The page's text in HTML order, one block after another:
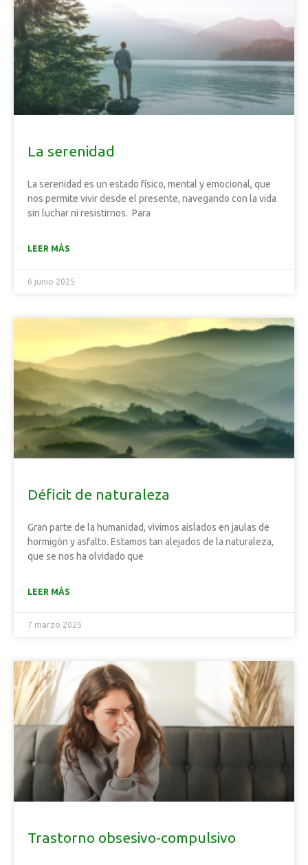
La serenidad
La serenidad es un estado físico, mental y emocional, que
nos permite vivir desde el presente, navegando con la vida
sin luchar ni resistirnos. Para
LEER MÁS
6 junio 2025
Déficit de naturaleza
Gran parte de la humanidad, vivimos aislados en jaulas de
hormigón y asfalto. Estamos tan alejados de la naturaleza,
que se nos ha olvidado que
LEER MÁS
7 marzo 2025
Trastorno obsesivo-compulsivo